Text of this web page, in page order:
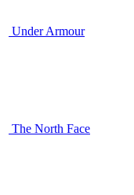
Under Armour
The North Face